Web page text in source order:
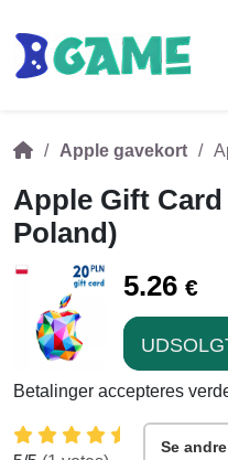
Apple gavekort
Apple Gift
Poland)
5.26 €
Betalinger accepteres
Se